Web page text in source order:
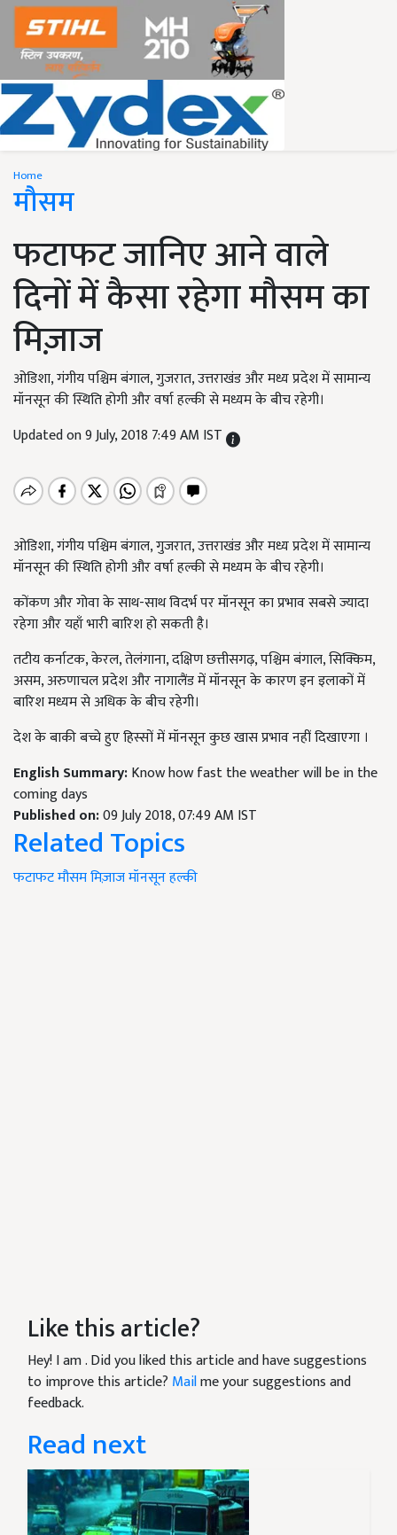
Home
मौसम
फटाफट जानिए आने वाले
दिनों में कैसा रहेगा मौसम का
मिज़ाज
ओडिशा, गंगीय पश्चिम बंगाल, गुजरात, उत्तराखंड और मध्य प्रदेश में सामान्य
मॉनसून की स्थिति होगी और वर्षा हल्की से मध्यम के बीच रहेगी।
Updated on 9 July, 2018 7:49 AM IST
ओडिशा, गंगीय पश्चिम बंगाल, गुजरात, उत्तराखंड और मध्य प्रदेश में सामान्य
मॉनसून की स्थिति होगी और वर्षा हल्की से मध्यम के बीच रहेगी।
कोंकण और गोवा के साथ-साथ विदर्भ पर मॉनसून का प्रभाव सबसे ज्यादा
रहेगा और यहाँ भारी बारिश हो सकती है।
तटीय कर्नाटक, केरल, तेलंगाना, दक्षिण छत्तीसगढ़, पश्चिम बंगाल, सिक्किम,
असम, अरुणाचल प्रदेश और नागालैंड में मॉनसून के कारण इन इलाकों में
बारिश मध्यम से अधिक के बीच रहेगी।
देश के बाकी बच्चे हुए हिस्सों में मॉनसून कुछ खास प्रभाव नहीं दिखाएगा ।
English Summary:Know how fast the weather will be in the
coming days
Published on:09 July 2018, 07:49 AM IST
Related Topics
फटाफटमौसममिज़ाजमॉनसूनहल्की
Like this article?
Hey! I am. Did you liked this article and have suggestions
to improve this article? Mailme your suggestions and
feedback.
Read next